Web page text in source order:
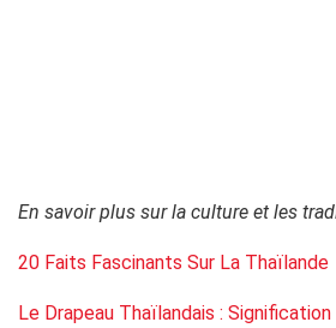
En savoir plus sur la culture et les
20 Faits Fascinants Sur La Thaïlande
Le Drapeau Thaïlandais :